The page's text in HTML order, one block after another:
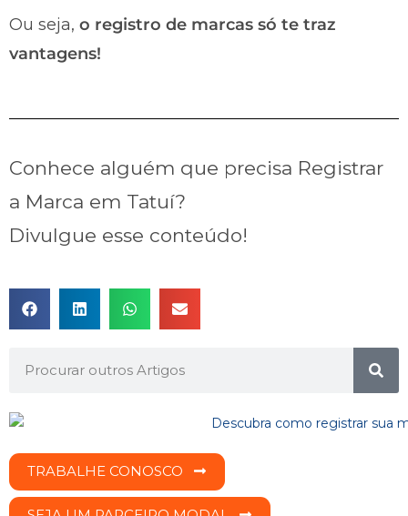
Ou seja, o registro de marcas só te traz
vantagens!
Conhece alguém que precisa Registrar
a Marca em Tatuí?
Divulgue esse conteúdo!
TRABALHE CONOSCO